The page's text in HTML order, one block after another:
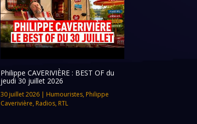
Philippe CAVERIVIÈRE : BEST OF du
jeudi 30 juillet 2026
30 juillet 2026| Humouristes, Philippe
Caverivière, Radios, RTL